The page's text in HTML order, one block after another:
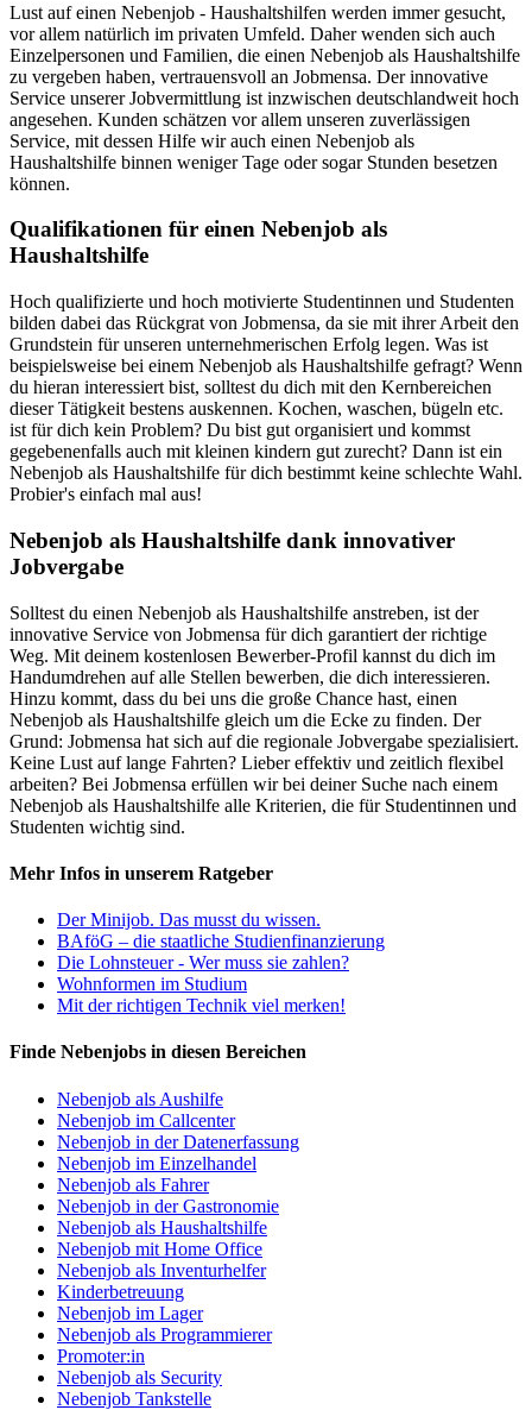
Lust auf einen Nebenjob - Haushaltshilfen werden immer gesucht,
vor allem natürlich im privaten Umfeld. Daher wenden sich auch
Einzelpersonen und Familien, die einen Nebenjob als Haushaltshilfe
zu vergeben haben, vertrauensvoll an Jobmensa. Der innovative
Service unserer Jobvermittlung ist inzwischen deutschlandweit hoch
angesehen. Kunden schätzen vor allem unseren zuverlässigen
Service, mit dessen Hilfe wir auch einen Nebenjob als
Haushaltshilfe binnen weniger Tage oder sogar Stunden besetzen
können.
Qualifikationen für einen Nebenjob als
Haushaltshilfe
Hoch qualifizierte und hoch motivierte Studentinnen und Studenten
bilden dabei das Rückgrat von Jobmensa, da sie mit ihrer Arbeit den
Grundstein für unseren unternehmerischen Erfolg legen. Was ist
beispielsweise bei einem Nebenjob als Haushaltshilfe gefragt? Wenn
du hieran interessiert bist, solltest du dich mit den Kernbereichen
dieser Tätigkeit bestens auskennen. Kochen, waschen, bügeln etc.
ist für dich kein Problem? Du bist gut organisiert und kommst
gegebenenfalls auch mit kleinen kindern gut zurecht? Dann ist ein
Nebenjob als Haushaltshilfe für dich bestimmt keine schlechte Wahl.
Probier's einfach mal aus!
Nebenjob als Haushaltshilfe dank innovativer
Jobvergabe
Solltest du einen Nebenjob als Haushaltshilfe anstreben, ist der
innovative Service von Jobmensa für dich garantiert der richtige
Weg. Mit deinem kostenlosen Bewerber-Profil kannst du dich im
Handumdrehen auf alle Stellen bewerben, die dich interessieren.
Hinzu kommt, dass du bei uns die große Chance hast, einen
Nebenjob als Haushaltshilfe gleich um die Ecke zu finden. Der
Grund: Jobmensa hat sich auf die regionale Jobvergabe spezialisiert.
Keine Lust auf lange Fahrten? Lieber effektiv und zeitlich flexibel
arbeiten? Bei Jobmensa erfüllen wir bei deiner Suche nach einem
Nebenjob als Haushaltshilfe alle Kriterien, die für Studentinnen und
Studenten wichtig sind.
Mehr Infos in unserem Ratgeber
Der Minijob. Das musst du wissen.
BAföG – die staatliche Studienfinanzierung
Die Lohnsteuer - Wer muss sie zahlen?
Wohnformen im Studium
Mit der richtigen Technik viel merken!
Finde Nebenjobs in diesen Bereichen
Nebenjob als Aushilfe
Nebenjob im Callcenter
Nebenjob in der Datenerfassung
Nebenjob im Einzelhandel
Nebenjob als Fahrer
Nebenjob in der Gastronomie
Nebenjob als Haushaltshilfe
Nebenjob mit Home Office
Nebenjob als Inventurhelfer
Kinderbetreuung
Nebenjob im Lager
Nebenjob als Programmierer
Promoter:in
Nebenjob als Security
Nebenjob Tankstelle